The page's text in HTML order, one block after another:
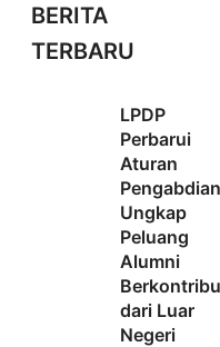
BERITA
TERBARU
LPDP
Perbarui
Aturan
Ungkap
Peluang
Alumni
dari Luar
Negeri